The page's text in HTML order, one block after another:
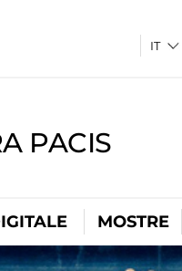
PACIS
MOSTRE